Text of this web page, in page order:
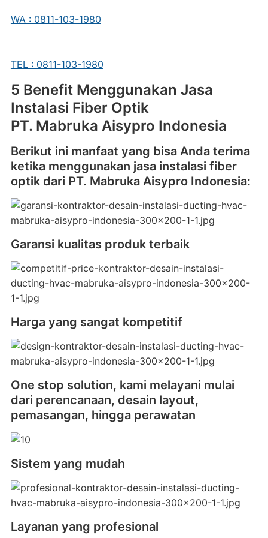
WA : 0811-103-1980
TEL : 0811-103-1980
5 Benefit Menggunakan Jasa
Instalasi Fiber Optik
PT. Mabruka Aisypro Indonesia
Berikut ini manfaat yang bisa Anda terima
ketika menggunakan jasa instalasi fiber
optik dari PT. Mabruka Aisypro Indonesia:
Garansi kualitas produk terbaik
Harga yang sangat kompetitif
One stop solution, kami melayani mulai
dari perencanaan, desain layout,
pemasangan, hingga perawatan
Sistem yang mudah
Layanan yang profesional